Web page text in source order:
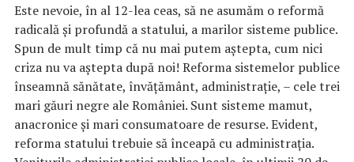
Este nevoie, în al 12-lea ceas, să ne asumăm o reformă
radicală și profundă a statului, a marilor sisteme publice.
Spun de mult timp că nu mai putem aștepta, cum nici
criza nu va aștepta după noi! Reforma sistemelor publice
înseamnă sănătate, învățământ, administrație, – cele trei
mari găuri negre ale României. Sunt sisteme mamut,
anacronice și mari consumatoare de resurse. Evident,
reforma statului trebuie să înceapă cu administrația.